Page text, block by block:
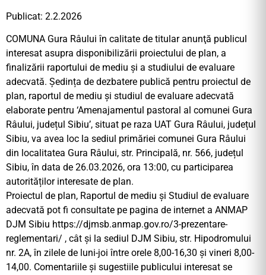
Publicat: 2.2.2026
COMUNA Gura Râului în calitate de titular anunţă publicul
interesat asupra disponibilizării proiectului de plan, a
finalizării raportului de mediu și a studiului de evaluare
adecvată. Ședința de dezbatere publică pentru proiectul de
plan, raportul de mediu și studiul de evaluare adecvată
elaborate pentru ‘Amenajamentul pastoral al comunei Gura
Râului, județul Sibiu’, situat pe raza UAT Gura Râului, județul
Sibiu, va avea loc la sediul primăriei comunei Gura Râului
din localitatea Gura Râului, str. Principală, nr. 566, județul
Sibiu, în data de 26.03.2026, ora 13:00, cu participarea
autorităților interesate de plan.
Proiectul de plan, Raportul de mediu și Studiul de evaluare
adecvată pot fi consultate pe pagina de internet a ANMAP
DJM Sibiu https://djmsb.anmap.gov.ro/3-prezentare-
reglementari/ , cât și la sediul DJM Sibiu, str. Hipodromului
nr. 2A, în zilele de luni-joi între orele 8,00-16,30 și vineri 8,00-
14,00. Comentariile și sugestiile publicului interesat se